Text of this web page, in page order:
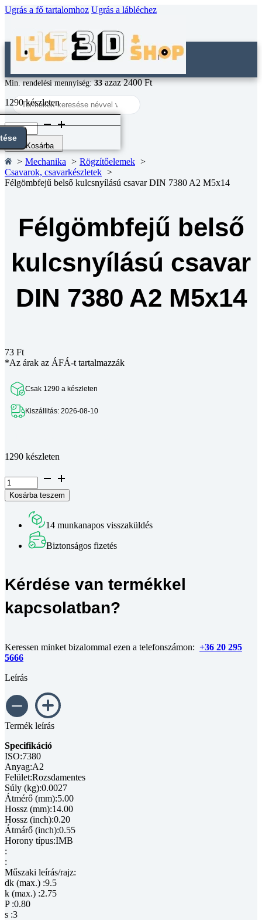
Ugrás a fő tartalomhoz Ugrás a lábléchez
Search
...
Min. rendelési mennyiség:33azaz 2400 Ft
1290 készleten
Félgömbfejű
belső
kulcsnyílású
csavar
DIN
7380
A2
Kosárba
Mechanika
Rögzítőelemek
Csavarok, csavarkészletek
Félgömbfejű belső kulcsnyílású csavar DIN 7380 A2 M5x14
Félgömbfejű belső
kulcsnyílású csavar
DIN 7380 A2 M5x14
73 Ft
*Az árak az ÁFÁ-t tartalmazzák
Csak 1290 a készleten
Kiszállitás: 2026-08-10
1290 készleten
Félgömbfejű
belső
kulcsnyílású
7380
M5x14
Kosárba teszem
14 munkanapos visszaküldés
Biztonságos fizetés
Kérdése van termékkel
kapcsolatban?
Keressen minket bizalommal ezen a telefonszámon: +36 20 295
5666
Leírás
Termék leírás
Specifikáció
ISO:7380
Anyag:A2
Felület:Rozsdamentes
Súly (kg):0.0027
Átmérő (mm):5.00
Hossz (mm):14.00
Hossz (inch):0.20
Átmárő (inch):0.55
Horony típus:IMB
:
:
Műszaki leírás/rajz:
dk (max.) :9.5
k (max.) :2.75
P :0.80
s :3